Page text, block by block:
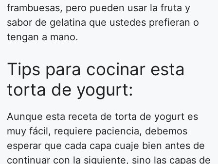
frambuesas, pero pueden usar la fruta y
sabor de gelatina que ustedes prefieran o
tengan a mano.
Tips para cocinar esta
torta de yogurt:
Aunque esta receta de torta de yogurt es
muy fácil, requiere paciencia, debemos
esperar que cada capa cuaje bien antes de
continuar con la siguiente, sino las capas de